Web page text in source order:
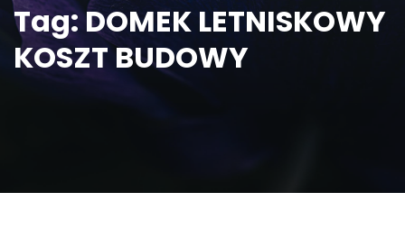
Tag:DOMEK LETNISKOWY
KOSZT BUDOWY